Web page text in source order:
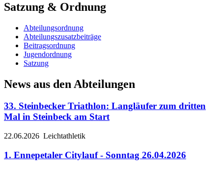
Satzung & Ordnung
Abteilungsordnung
Abteilungszusatzbeiträge
Beitragsordnung
Jugendordnung
Satzung
News aus den Abteilungen
33. Steinbecker Triathlon: Langläufer zum dritten
Mal in Steinbeck am Start
22.06.2026 Leichtathletik
1. Ennepetaler Citylauf - Sonntag 26.04.2026